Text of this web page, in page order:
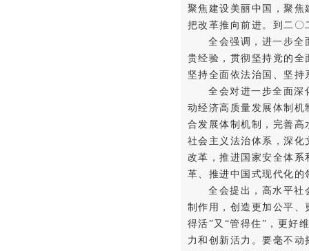
聚焦建设美丽中国，聚
把改革推向前进。到二
全会强调，进一步全
贵经验，贯彻坚持党的
坚持全面依法治国、坚持
全会对进一步全面深
动经济高质量发展体制
合发展体制机制，完善
社会主义法治体系，深
改革，推进国家安全体
革、推进中国式现代化的
全会提出，高水平社
制作用，创造更加公平
得活”又“管得住”，更好
力和创新活力。要毫不